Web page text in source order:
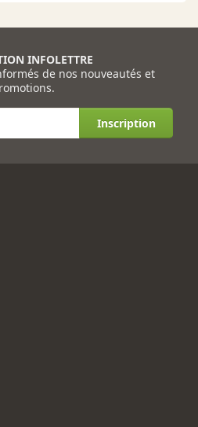
INFOLETTRE
de nos nouveautés et
Inscription